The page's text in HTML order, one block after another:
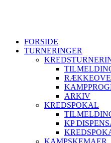
FORSIDE
TURNERINGER
ARKIV
KREDSPOKAL
KP
KAMPSKEMAER